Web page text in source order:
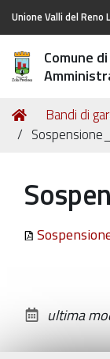
Unione Valli del Reno
Comune
Tu
sei
Home
Bandi di
documento
ultima